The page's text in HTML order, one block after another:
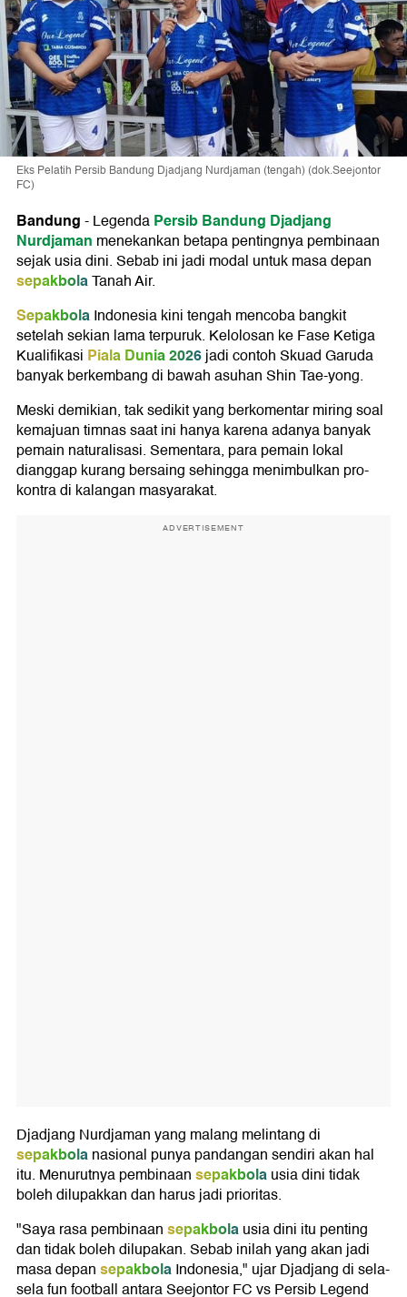
Eks Pelatih Persib Bandung Djadjang Nurdjaman (tengah) (dok.Seejontor
FC)
Bandung-LegendaPersib Bandung Djadjang
Nurdjaman menekankan betapa pentingnya pembinaan
sejak usia dini. Sebab ini jadi modal untuk masa depan
sepakbolaTanah Air.
SepakbolaIndonesia kini tengah mencoba bangkit
setelah sekian lama terpuruk. Kelolosan ke Fase Ketiga
Kualifikasi Piala Dunia 2026jadi contoh Skuad Garuda
banyak berkembang di bawah asuhan Shin Tae-yong.
Meski demikian, tak sedikit yang berkomentar miring soal
kemajuan timnas saat ini hanya karena adanya banyak
pemain naturalisasi. Sementara, para pemain lokal
dianggap kurang bersaing sehingga menimbulkan pro-
kontra di kalangan masyarakat.
ADVERTISEMENT
Djadjang Nurdjaman yang malang melintang di
sepakbolanasional punya pandangan sendiri akan hal
itu. Menurutnya pembinaansepakbolausia dini tidak
boleh dilupakkan dan harus jadi prioritas.
"Saya rasa pembinaansepakbolausia dini itu penting
dan tidak boleh dilupakan. Sebab inilah yang akan jadi
masa depansepakbolaIndonesia," ujar Djadjang di sela-
sela fun football antara Seejontor FC vs Persib Legend